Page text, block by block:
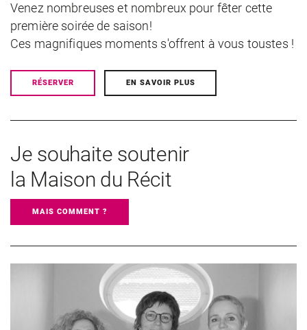
Venez nombreuses et nombreux pour fêter cette
première soirée de saison!
Ces magnifiques moments s'offrent à vous toustes !
RÉSERVER EN SAVOIR PLUS
Je souhaite soutenir
la Maison du Récit
MAIS COMMENT ?